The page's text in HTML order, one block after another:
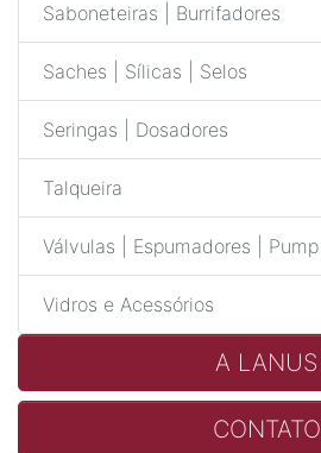
Saboneteiras | Burrifadores
Saches | Sílicas | Selos
Seringas | Dosadores
Talqueira
Válvulas | Espumadores | Pump
Vidros e Acessórios
A LANUS
CONTATO